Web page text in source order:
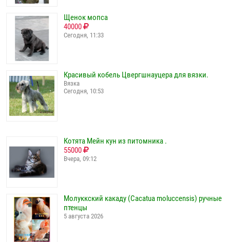
Щенок мопса
40000
Сегодня, 11:33
Красивый кобель Цвергшнауцера для вязки.
Вязка
Сегодня, 10:53
Котята Мейн кун из питомника .
55000
Вчера, 09:12
Молуккский какаду (Cacatua moluccensis) ручные
птенцы
5 августа 2026